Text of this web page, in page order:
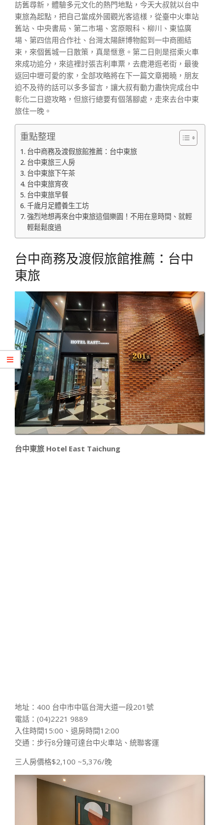
訪舊尋新，體驗多元文化的熱門地點，今天大叔就以台中
東旅為起點，把自己當成外國觀光客這樣，從臺中火車站
舊站、中央書局、第二市場、宮原眼科、柳川、東協廣
場、第四信用合作社、台灣太陽餅博物館到一中商圈結
束，來個舊城一日散策，真是愜意。第二日則是搭乘火車
來成功追分，來這裡討張吉利車票，去鹿港逛老街，最後
返回中壢可愛的家，全部攻略將在下一篇文章揭曉，朋友
迫不及待的話可以多多留言，讓大叔有動力盡快完成台中
彰化二日遊攻略，但旅行總要有個落腳處，走來去台中東
旅住一晚。
重點整理
台中商務及渡假旅館推薦：台中東旅
台中東旅三人房
台中東旅下午茶
台中東旅宵夜
台中東旅早餐
千歲月足體養生工坊
強烈地想再來台中東旅這個樂園！不用在意時間、就輕
輕鬆鬆度過
台中商務及渡假旅館推薦：台中
東旅
台中東旅 Hotel East Taichung
地址：400 台中市中區台灣大道一段201號
電話：(04)2221 9889
入住時間15:00、退房時間12:00
交通：步行8分鐘可達台中火車站、統聯客運
三人房價格$2,100 ~5,376/晚